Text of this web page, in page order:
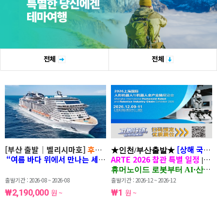
전체 전체
[부산 출발｜벨리시마호] 후쿠오카·상하이·제주크루즈 5박 6일
“여름 바다 위에서 만나는 세 도시, 하나의 특별한 여행”
출발기간 : 2026-08 ~ 2026-08
₩2,190,000 원 ~
★인천/부산출발★ [상해 국제
ARTE 2026 참관 특별 일정 |세
휴머노이드 로봇부터 AI·산업
출발기간 : 2026-12 ~ 2026-12
₩1 원 ~